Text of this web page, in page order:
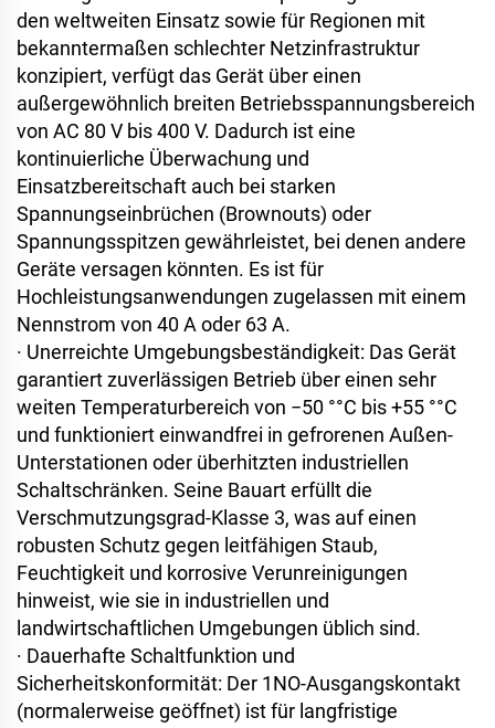
den weltweiten Einsatz sowie für Regionen mit
bekanntermaßen schlechter Netzinfrastruktur
konzipiert, verfügt das Gerät über einen
außergewöhnlich breiten Betriebsspannungsbereich
von AC 80 V bis 400 V. Dadurch ist eine
kontinuierliche Überwachung und
Einsatzbereitschaft auch bei starken
Spannungseinbrüchen (Brownouts) oder
Spannungsspitzen gewährleistet, bei denen andere
Geräte versagen könnten. Es ist für
Hochleistungsanwendungen zugelassen mit einem
Nennstrom von 40 A oder 63 A.
· Unerreichte Umgebungsbeständigkeit: Das Gerät
garantiert zuverlässigen Betrieb über einen sehr
weiten Temperaturbereich von −50 °°C bis +55 °°C
und funktioniert einwandfrei in gefrorenen Außen-
Unterstationen oder überhitzten industriellen
Schaltschränken. Seine Bauart erfüllt die
Verschmutzungsgrad-Klasse 3, was auf einen
robusten Schutz gegen leitfähigen Staub,
Feuchtigkeit und korrosive Verunreinigungen
hinweist, wie sie in industriellen und
landwirtschaftlichen Umgebungen üblich sind.
· Dauerhafte Schaltfunktion und
Sicherheitskonformität: Der 1NO-Ausgangskontakt
(normalerweise geöffnet) ist für langfristige